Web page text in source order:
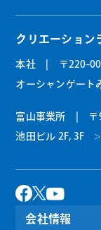
クリエーション
本社 | 〒220-
オーシャンゲート
富山事業所 | 〒
池田ビル 2F, 3F
会社情報